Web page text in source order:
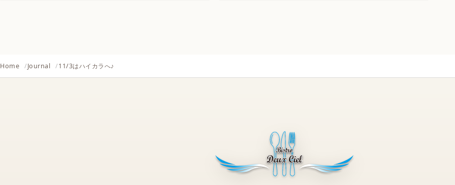
Home Journal 11/3はハイカラへ♪